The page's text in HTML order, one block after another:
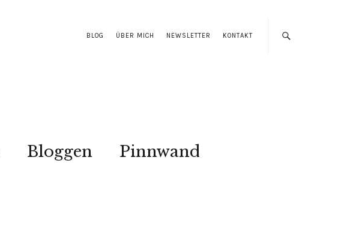
BLOG ÜBER MICH NEWSLETTER KONTAKT
Bloggen Pinnwand